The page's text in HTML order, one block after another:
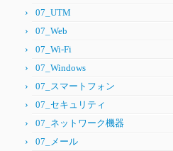
07_UTM
07_Web
07_Wi-Fi
07_Windows
07_スマートフォン
07_セキュリティ
07_ネットワーク機器
07_メール